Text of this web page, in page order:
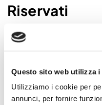
Questo sito web utilizza i
Utilizziamo i cookie per
annunci, per fornire
Riservati
riservati
di alta
sede del cliente, la
tutti i servizi
certificazione di